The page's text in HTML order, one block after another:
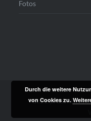
Fotos
Stolz präsentiert
Durch die weitere
von Cookies zu.